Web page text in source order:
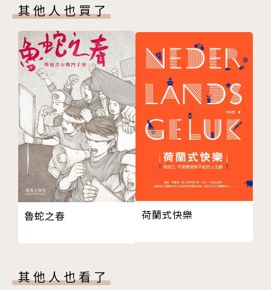
著有《同性戀研究：歷史、經驗與理論》、《歐文•戈
夫曼與情境互動論》等書，譯有《浮現中的女同性戀：
現代中國的女同性愛欲》、《風流浪子的男友：晚明到
清末的同性戀與男性氣質》。
二、擇友偏好
三、性角色與性別角色
第五章 文化缺失下的身分認同與集體行動
一、中國同性戀：「有歷史無文化」
二、文化缺失與認同模式
三、群體分化與集體無行動
四、弱認同下的「社會運動」
第六章 認同而不「出櫃」
一、認同：結果與過程
二、拒絕「出櫃」
三、同直婚：「一場改變了一切的虛假婚姻」
四、形式婚姻：「虛鳳假凰」
第七章 家庭出櫃的兩難困境
結語
其他人也買了
魯蛇之春 荷蘭式快樂
其他人也看了